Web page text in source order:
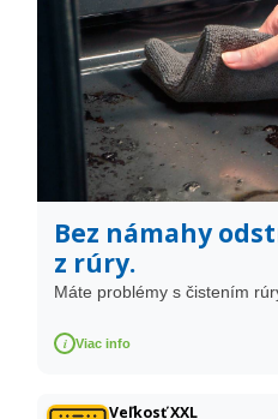
Bez námahy
z rúry.
Máte problémy s čistením
i Viac info
Veľkosť XXL